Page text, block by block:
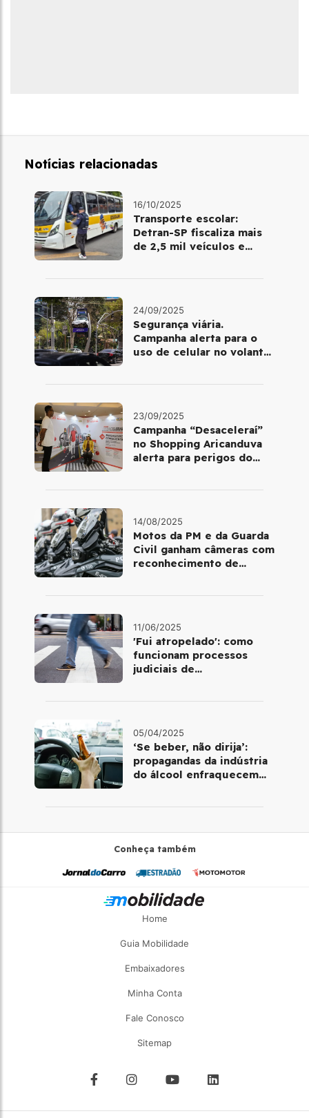
Notícias relacionadas
16/10/2025
Transporte escolar:
Detran-SP fiscaliza mais
de 2,5 mil veículos e
24/09/2025
Segurança viária.
Campanha alerta para o
uso de celular no volante
23/09/2025
Campanha “Desaceleraí”
no Shopping Aricanduva
alerta para perigos do
14/08/2025
Motos da PM e da Guarda
Civil ganham câmeras com
reconhecimento de
11/06/2025
'Fui atropelado': como
funcionam processos
judiciais de
05/04/2025
‘Se beber, não dirija’:
propagandas da indústria
do álcool enfraquecem
Conheça também
Home
Guia Mobilidade
Embaixadores
Minha Conta
Fale Conosco
Sitemap